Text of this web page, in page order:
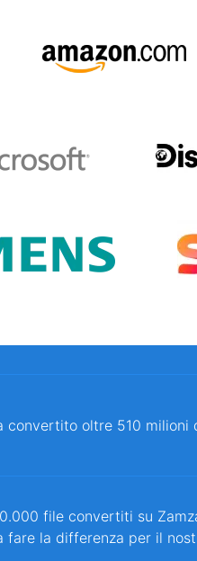
convertito oltre 510
file convertiti su
fare la differenza per il